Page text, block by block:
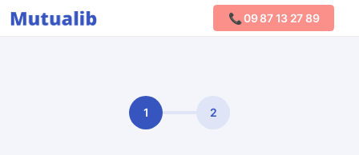
📞 09 87 13 27 89
Comparer les mutuelles
1 2